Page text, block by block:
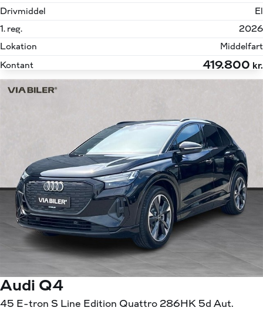
Drivmiddel
El
1. reg.
2026
Lokation
Middelfart
Kontant
419.800 kr.
Audi Q4
45 E-tron S Line Edition Quattro 286HK 5d Aut.